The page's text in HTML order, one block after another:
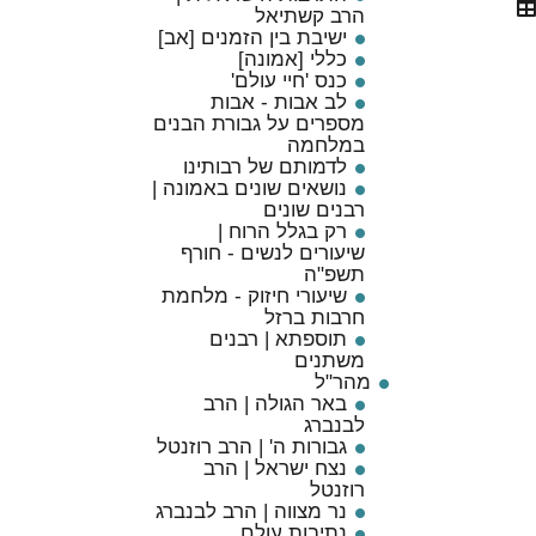
הרב קשתיאל
ישיבת בין הזמנים [אב]
כללי [אמונה]
כנס 'חיי עולם'
לב אבות - אבות
מספרים על גבורת הבנים
במלחמה
לדמותם של רבותינו
נושאים שונים באמונה |
רבנים שונים
רק בגלל הרוח |
שיעורים לנשים - חורף
תשפ"ה
שיעורי חיזוק - מלחמת
חרבות ברזל
תוספתא | רבנים
משתנים
מהר"ל
באר הגולה | הרב
לבנברג
גבורות ה' | הרב רוזנטל
נצח ישראל | הרב
רוזנטל
נר מצווה | הרב לבנברג